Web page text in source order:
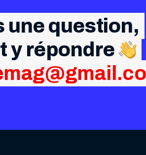
une question,
y répondre